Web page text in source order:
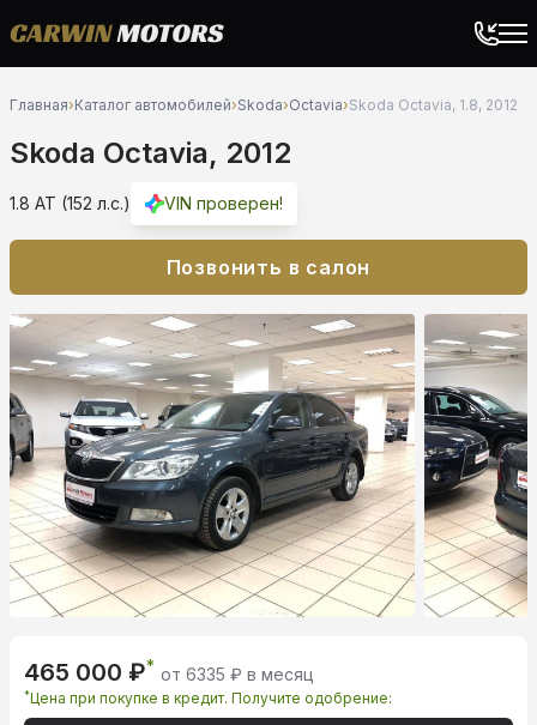
Главная›Каталог автомобилей›Skoda›Octavia›Skoda Octavia, 1.8, 2012
Skoda Octavia, 2012
1.8 AT (152 л.с.) VIN проверен!
Позвонить в салон
465 000 ₽* от 6335 ₽ в месяц
*Цена при покупке в кредит. Получите одобрение: